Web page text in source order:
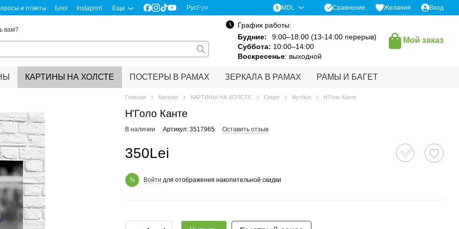
и ответы Блог Instaprint Еще РусРум MDL Сравнение Желания Вход
вам?
График работы:
Будние:
9:00–18:00 (13-14:00 перерыв)
Суббота: 10:00–14:00
Воскресенье: выходной
Мой заказ
КАРТИНЫ НА ХОЛСТЕ ПОСТЕРЫ В РАМАХ ЗЕРКАЛА В РАМАХ РАМЫ И БАГЕТ
Главная Каталог КАРТИНЫ НА ХОЛСТЕ Спорт Футбол Н'Голо Канте
Н'Голо Канте
В наличии Артикул: 3517965 Оставить отзыв
350Lei
% Войти для отображения накопительной скидки